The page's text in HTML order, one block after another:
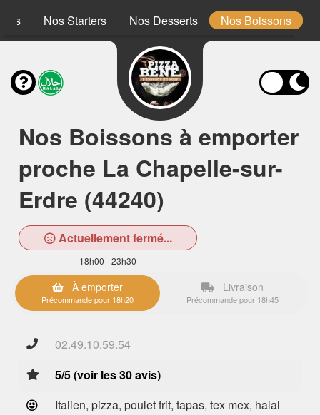
Nos Starters Nos Desserts Nos Boissons
Nos Boissons à emporter
proche La Chapelle-sur-
Erdre (44240)
Actuellement fermé...
18h00 - 23h30
À emporter
Précommande pour 18h20
Livraison
Précommande pour 18h45
02.49.10.59.54
5/5 (voir les 30 avis)
Italien, pizza, poulet frit, tapas, tex mex, halal